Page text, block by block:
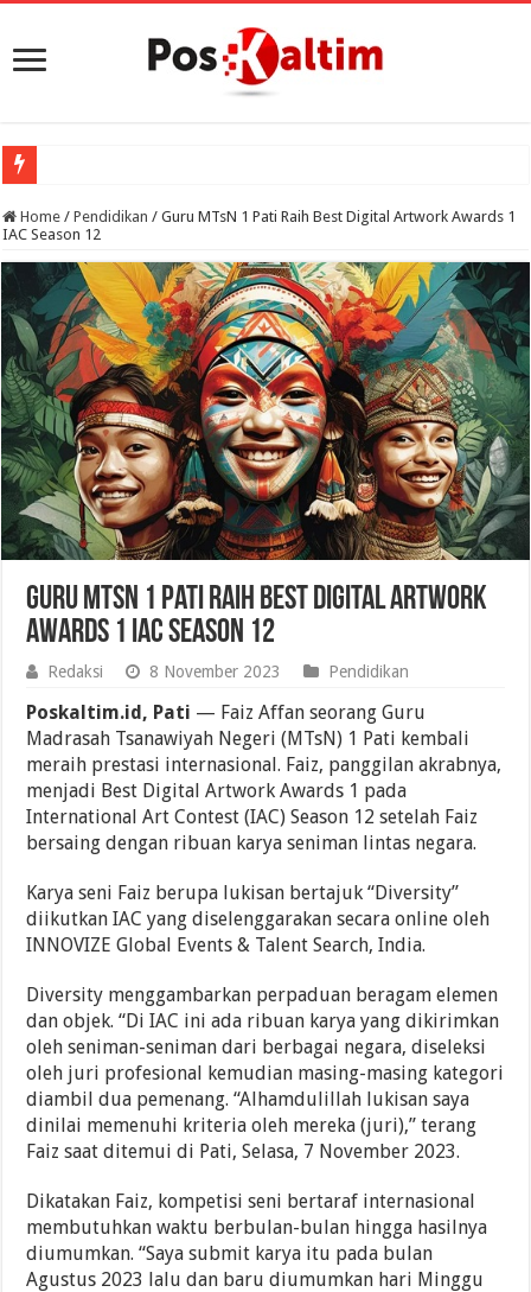
Home / Pendidikan / Guru MTsN 1 Pati Raih Best Digital Artwork Awards 1
IAC Season 12
Guru MTsN 1 Pati Raih Best Digital Artwork
Awards 1 IAC Season 12
Redaksi 8 November 2023 Pendidikan
Poskaltim.id, Pati — Faiz Affan seorang Guru
Madrasah Tsanawiyah Negeri (MTsN) 1 Pati kembali
meraih prestasi internasional. Faiz, panggilan akrabnya,
menjadi Best Digital Artwork Awards 1 pada
International Art Contest (IAC) Season 12 setelah Faiz
bersaing dengan ribuan karya seniman lintas negara.
Karya seni Faiz berupa lukisan bertajuk “Diversity”
diikutkan IAC yang diselenggarakan secara online oleh
INNOVIZE Global Events & Talent Search, India.
Diversity menggambarkan perpaduan beragam elemen
dan objek. “Di IAC ini ada ribuan karya yang dikirimkan
oleh seniman-seniman dari berbagai negara, diseleksi
oleh juri profesional kemudian masing-masing kategori
diambil dua pemenang. “Alhamdulillah lukisan saya
dinilai memenuhi kriteria oleh mereka (juri),” terang
Faiz saat ditemui di Pati, Selasa, 7 November 2023.
Dikatakan Faiz, kompetisi seni bertaraf internasional
membutuhkan waktu berbulan-bulan hingga hasilnya
diumumkan. “Saya submit karya itu pada bulan
Agustus 2023 lalu dan baru diumumkan hari Minggu